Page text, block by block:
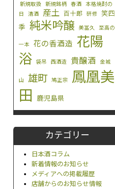
新規取扱 新規銘柄 春酒
本格焼酎の
日
清酒 産土 百十郎 研修
笑四
季 純米吟醸 美冨久 至高の
一本 花の香酒造 花陽
浴
袋吊 西酒造 貴醸酒 金城
山 雄町 鳩正宗
鳳凰美
田
鹿児島県
カテゴリー
日本酒コラム
新着情報のお知らせ
メディアへの掲載履歴
店舗からのお知らせ情報